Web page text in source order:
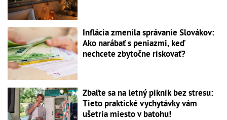
Inflácia zmenila správanie Slovákov:
Ako narábať s peniazmi, keď
nechcete zbytočne riskovať?
Zbaľte sa na letný piknik bez stresu:
Tieto praktické vychytávky vám
ušetria miesto v batohu!